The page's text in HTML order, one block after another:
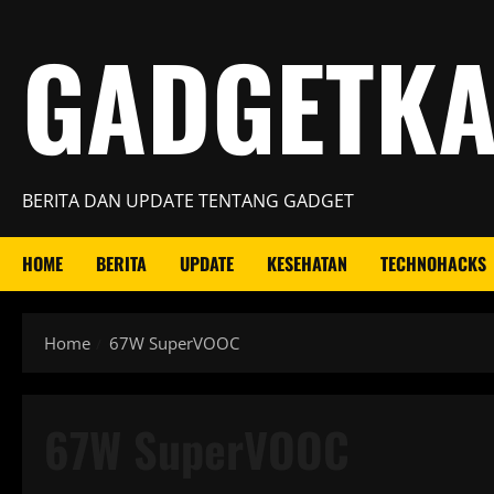
content
BERITA DAN UPDATE TENTANG GADGET
HOME BERITA UPDATE KESEHATAN TECHNOHACKS
Home 67W SuperVOOC